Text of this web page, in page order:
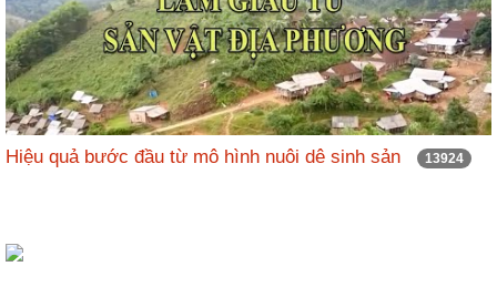
Hiệu quả bước đầu từ mô hình nuôi dê sinh sản 13924